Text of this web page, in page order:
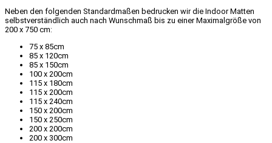
Neben den folgenden Standardmaßen bedrucken wir die Indoor Matten
selbstverständlich auch nach Wunschmaß bis zu einer Maximalgröße von
200 x 750 cm:
75 x 85cm
85 x 120cm
85 x 150cm
100 x 200cm
115 x 180cm
115 x 200cm
115 x 240cm
150 x 200cm
150 x 250cm
200 x 200cm
200 x 300cm